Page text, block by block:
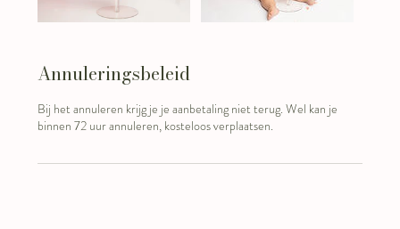
Annuleringsbeleid
Bij het annuleren krijg je je aanbetaling niet terug. Wel kan je
binnen 72 uur annuleren, kosteloos verplaatsen.